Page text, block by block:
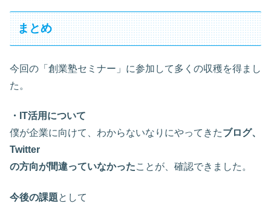
まとめ
今回の「創業塾セミナー」に参加して多くの収穫を得まし
た。
・IT活用について
僕が企業に向けて、わからないなりにやってきたブログ、
Twitter
の方向が間違っていなかったことが、確認できました。
今後の課題として